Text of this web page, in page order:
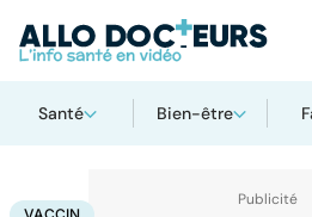
Santé Bien-être
AccueilSanté Vaccin